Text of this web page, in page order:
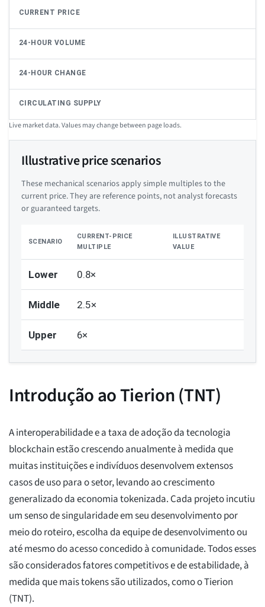
CURRENT PRICE
24-HOUR VOLUME
24-HOUR CHANGE
CIRCULATING SUPPLY
Live market data. Values may change between page loads.
Illustrative price scenarios
These mechanical scenarios apply simple multiples to the
current price. They are reference points, not analyst forecasts
or guaranteed targets.
SCENARIO
CURRENT-PRICE
MULTIPLE
ILLUSTRATIVE
VALUE
Lower 0.8×
Middle 2.5×
Upper 6×
Introdução ao Tierion (TNT)
A interoperabilidade e a taxa de adoção da tecnologia
blockchain estão crescendo anualmente à medida que
muitas instituições e indivíduos desenvolvem extensos
casos de uso para o setor, levando ao crescimento
generalizado da economia tokenizada. Cada projeto incutiu
um senso de singularidade em seu desenvolvimento por
meio do roteiro, escolha da equipe de desenvolvimento ou
até mesmo do acesso concedido à comunidade. Todos esses
são considerados fatores competitivos e de estabilidade, à
medida que mais tokens são utilizados, como o Tierion
(TNT).